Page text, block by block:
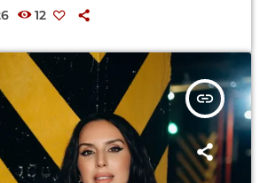
12
insert_link